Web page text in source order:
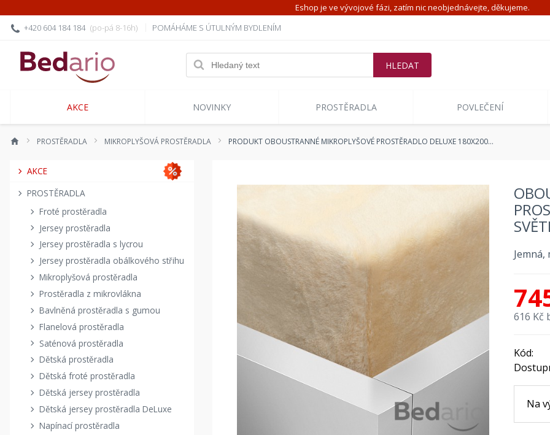
Eshop je ve vývojové fázi, zatím nic neobjednávejte, děkujeme.
+420 604 184 184 (po-pá 8-16h) POMÁHÁME S ÚTULNÝM BYDLENÍM
AKCE NOVINKY PROSTĚRADLA POVLEČENÍ
PROSTĚRADLA MIKROPLYŠOVÁ PROSTĚRADLA PRODUKT OBOUSTRANNÉ MIKROPLYŠOVÉ PROSTĚRADLO DELUXE 180X200…
AKCE
PROSTĚRADLA
Froté prostěradla
Jersey prostěradla
Jersey prostěradla s lycrou
Jersey prostěradla obálkového střihu
Mikroplyšová prostěradla
Prostěradla z mikrovlákna
Bavlněná prostěradla s gumou
Flanelová prostěradla
Saténová prostěradla
Dětská prostěradla
Dětská froté prostěradla
Dětská jersey prostěradla
Dětská jersey prostěradla DeLuxe
Napínací prostěradla
616 Kč
Kód:
Na